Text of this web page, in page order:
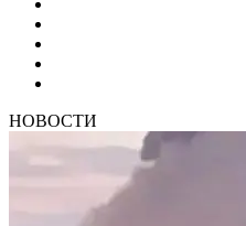
НОВОСТИ